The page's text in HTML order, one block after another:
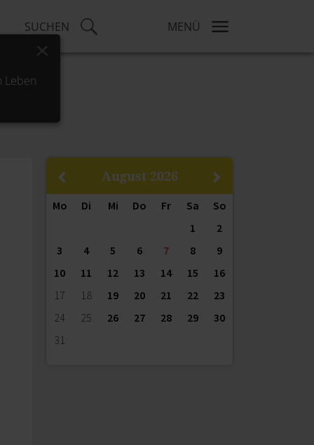
Leben
x
SUCHEN MENÜ
August 2026
Mo Di Mi Do Fr Sa
So
1
2
3
4 5 6 7 8
9
10
11 12 13 14 15
16
17
18 19 20 21 22
23
24
25 26 27 28 29
30
31